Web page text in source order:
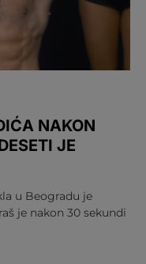
NAKON
JE
u Beogradu je
je nakon 30 sekundi